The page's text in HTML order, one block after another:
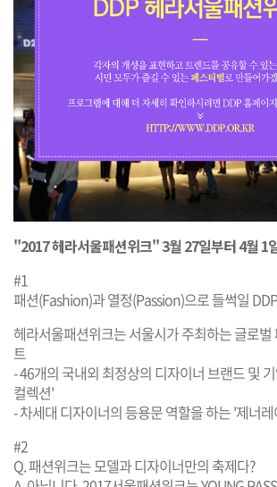
"2017 헤라서울패션위크" 3월 27일부터 4월 1
#1
패션(Fashion)과 열정(Passion)으로 들썩일 DDP
헤라서울패션위크는 서울시가 주최하는 글로벌
트
- 46개의 국내외 최정상의 디자이너 브랜드 및
컬렉션'
- 차세대 디자이너의 등용문 역할을 하는 '제너
#2
Q. 패션위크는 모델과 디자이너만의 축제다?